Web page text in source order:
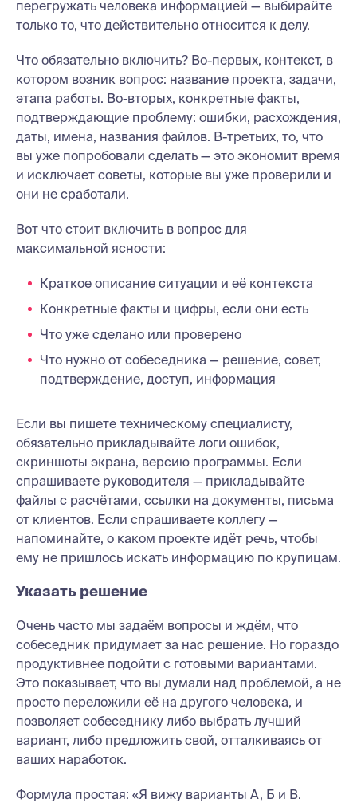
перегружать человека информацией — выбирайте
только то, что действительно относится к делу.
Что обязательно включить? Во-первых, контекст, в
котором возник вопрос: название проекта, задачи,
этапа работы. Во-вторых, конкретные факты,
подтверждающие проблему: ошибки, расхождения,
даты, имена, названия файлов. В-третьих, то, что
вы уже попробовали сделать — это экономит время
и исключает советы, которые вы уже проверили и
они не сработали.
Вот что стоит включить в вопрос для
максимальной ясности:
Краткое описание ситуации и её контекста
Конкретные факты и цифры, если они есть
Что уже сделано или проверено
Что нужно от собеседника — решение, совет,
подтверждение, доступ, информация
Если вы пишете техническому специалисту,
обязательно прикладывайте логи ошибок,
скриншоты экрана, версию программы. Если
спрашиваете руководителя — прикладывайте
файлы с расчётами, ссылки на документы, письма
от клиентов. Если спрашиваете коллегу —
напоминайте, о каком проекте идёт речь, чтобы
ему не пришлось искать информацию по крупицам.
Указать решение
Очень часто мы задаём вопросы и ждём, что
собеседник придумает за нас решение. Но гораздо
продуктивнее подойти с готовыми вариантами.
Это показывает, что вы думали над проблемой, а не
просто переложили её на другого человека, и
позволяет собеседнику либо выбрать лучший
вариант, либо предложить свой, отталкиваясь от
ваших наработок.
Формула простая: «Я вижу варианты А, Б и В.